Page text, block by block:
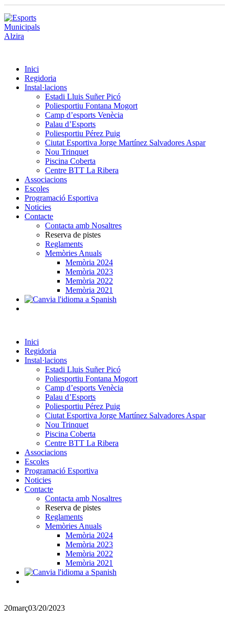
Inici
Regidoria
Instal·lacions
Estadi Lluis Suñer Picó
Poliesportiu Fontana Mogort
Camp d’esports Venècia
Palau d’Esports
Poliesportiu Pérez Puig
Ciutat Esportiva Jorge Martínez Salvadores Aspar
Nou Trinquet
Piscina Coberta
Centre BTT La Ribera
Associacions
Escoles
Programació Esportiva
Noticies
Contacte
Contacta amb Nosaltres
Reserva de pistes
Reglaments
Memòries Anuals
Memòria 2024
Memòria 2023
Memòria 2022
Memòria 2021
Inici
Regidoria
Instal·lacions
Estadi Lluis Suñer Picó
Poliesportiu Fontana Mogort
Camp d’esports Venècia
Palau d’Esports
Poliesportiu Pérez Puig
Ciutat Esportiva Jorge Martínez Salvadores Aspar
Nou Trinquet
Piscina Coberta
Centre BTT La Ribera
Associacions
Escoles
Programació Esportiva
Noticies
Contacte
Contacta amb Nosaltres
Reserva de pistes
Reglaments
Memòries Anuals
Memòria 2024
Memòria 2023
Memòria 2022
Memòria 2021
20març03/20/2023